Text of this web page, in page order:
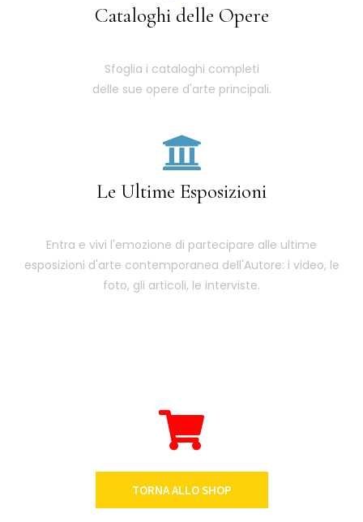
Cataloghi delle Opere
Sfoglia i cataloghi completi
delle sue opere d'arte principali.
Le Ultime Esposizioni
Entra e vivi l'emozione di partecipare alle ultime
esposizioni d'arte contemporanea dell'Autore: i video, le
foto, gli articoli, le interviste.
TORNA ALLO SHOP